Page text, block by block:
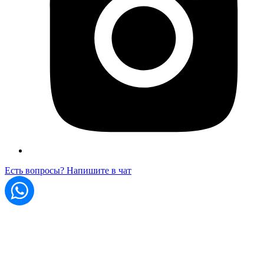
Есть вопросы? Напишите в чат